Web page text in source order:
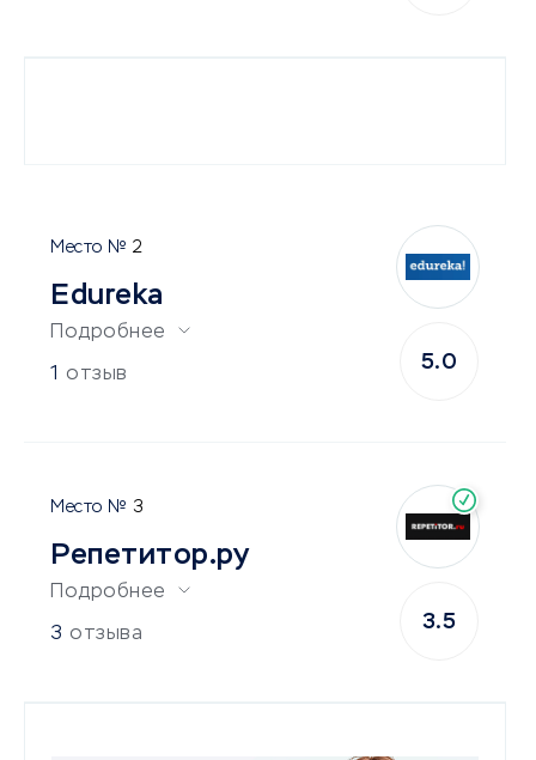
2
Edureka
Подробнее
1 отзыв
5.0
3
Репетитор.ру
Подробнее
3 отзыва
3.5